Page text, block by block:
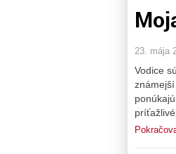
23. mája
Vodice